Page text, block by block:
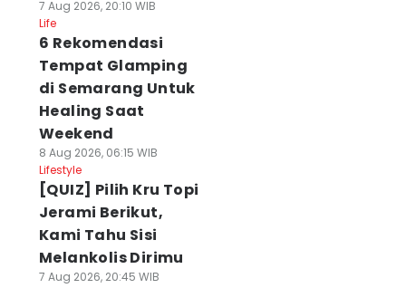
7 Aug 2026, 20:10 WIB
Life
6 Rekomendasi
Tempat Glamping
di Semarang Untuk
Healing Saat
Weekend
8 Aug 2026, 06:15 WIB
Lifestyle
[QUIZ] Pilih Kru Topi
Jerami Berikut,
Kami Tahu Sisi
Melankolis Dirimu
7 Aug 2026, 20:45 WIB